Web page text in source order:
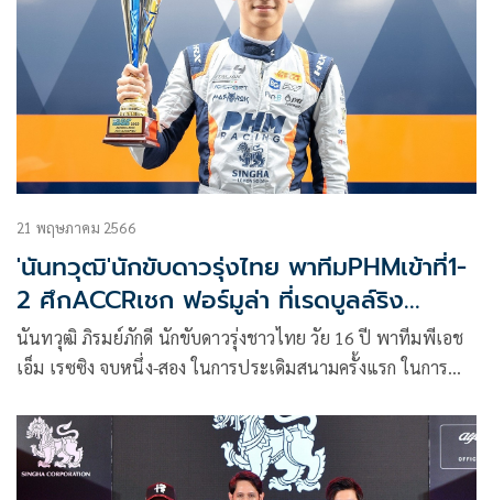
21 พฤษภาคม 2566
'นันทวุฒิ'นักขับดาวรุ่งไทย พาทีมPHMเข้าที่1-
2 ศึกACCRเชก ฟอร์มูล่า ที่เรดบูลล์ริง
ออสเตรีย
นันทวุฒิ ภิรมย์ภักดี นักขับดาวรุ่งชาวไทย วัย 16 ปี พาทีมพีเอช
เอ็ม เรซซิง จบหนึ่ง-สอง ในการประเดิมสนามครั้งแรก ในการ
สนามความยาว 4.318 กม. ที่ประเทศออสเตรีย เมื่อคืนวันที่ 20
พฤษภาคม 2566 ที่ผ่านมา